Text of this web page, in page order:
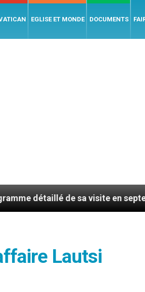
EGLISE ET MONDE DOCUMENTS
de sa visite en septembre – 7
Lautsi